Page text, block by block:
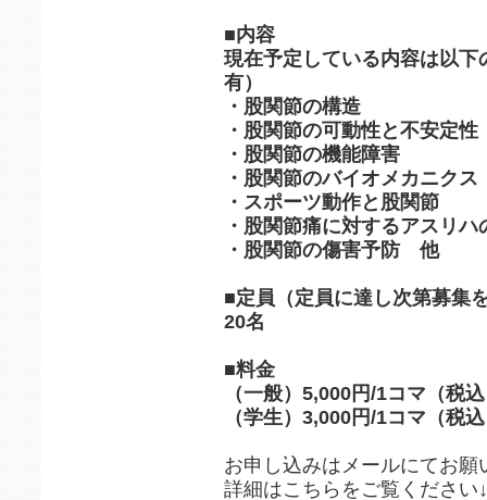
■内容
現在予定している内容は以
有）
・股関節の構造
・股関節の可動性と不安定性
・股関節の機能障害
・股関節のバイオメカニクス
・スポーツ動作と股関節
・股関節痛に対するアスリハ
・股関節の傷害予防 他
■定員（定員に達し次第募集
20名
■料金
（一般）5,000円/1コマ（税
（学生）3,000円/1コマ（税
お申し込みはメールにてお願
詳細はこちらをご覧ください